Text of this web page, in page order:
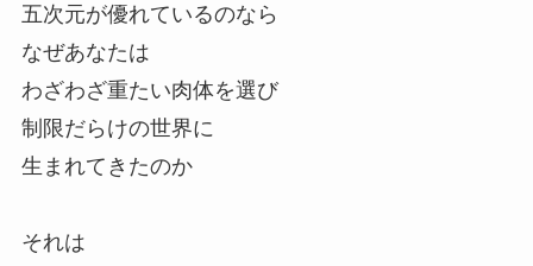
五次元が優れているのなら
なぜあなたは
わざわざ重たい肉体を選び
制限だらけの世界に
生まれてきたのか
それは